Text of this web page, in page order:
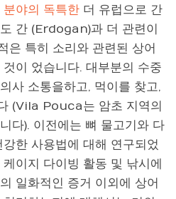
야의 독특한 더 유럽으로 간
간 (Erdogan)과 더 관련이
은 특히 소리와 관련된 상어
이 었습니다. 대부분의 수중
사 소통을하고, 먹이를 찾고,
(Vila Pouca는 암초 지역의
다). 이전에는 뼈 물고기와 다
한 사용법에 대해 연구되었
이지 다이빙 활동 및 낚시에
일화적인 증거 이외에 상어